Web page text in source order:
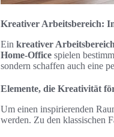
Kreativer Arbeitsbereich:
Ein kreativer Arbeitsbereich
Home-Office spielen
sondern schaffen auch eine
Elemente, die Kreativität
Um einen inspirierenden
werden. Zu den klassischen